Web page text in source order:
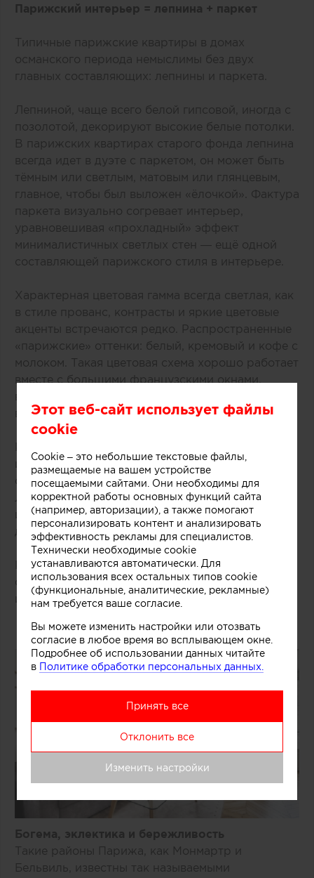
Парижский интерьер = лепнина + паркет
Типичные парижские квартиры в домах
османского периода немыслимы без двух
главных составляющих: лепнины и паркета.
Лепниной, чаще всего белой гипсовой, иногда с
позолотой, декорируют высокие белые потолки.
В парижских квартирах старого фонда лепнина
всегда идет в дуэте с паркетом, он может быть
тёмным или светлым, матовым или глянцевым,
главное, чтобы был выложен «‎ёлочкой». Фактура
паркета визуально согревает интерьер,
уравновешивая «‎прохладный» эффект
минималистичных светлых стен — ещё одной
составляющей парижского стиля в интерьере.
Характерная цветовая гамма всегда светлая, как
в стиле прованс, контрасты и яркие цветовые
акценты встречаются редко. Распространенные
«‎парижские» оттенки: белый, кремовый и кофе с
молоком. Такая цветовая схема хорошо работает
вместе с большими французскими окнами,
визуально наполняя пространство светом и
воздухом.
К другим узнаваемым элементам французского
интерьера можно отнести камин. В османских
особняках всё ещё обитают наследники эпохи
Людовика XVI — величественные мраморные
или каменные камины, отделанные чугуном и
декорированные лепными завитками.
Камин, ленина и паркет в таких пространствах
органично соседствуют с современной мебелью
и декором.
Богема, эклектика и бережливость
Такие районы Парижа, как Монмартр и
Бельвиль, известны так называемыми
Этот веб-сайт использует файлы
cookie
Cookie – это небольшие текстовые файлы,
размещаемые на вашем устройстве
посещаемыми сайтами. Они необходимы для
корректной работы основных функций сайта
(например, авторизации), а также помогают
персонализировать контент и анализировать
эффективность рекламы для специалистов.
Технически необходимые cookie
устанавливаются автоматически. Для
использования всех остальных типов cookie
(функциональные, аналитические, рекламные)
нам требуется ваше согласие.
Вы можете изменить настройки или отозвать
согласие в любое время во всплывающем окне.
Подробнее об использовании данных читайте
в Политике обработки персональных данных.
Принять все
Отклонить все
Изменить настройки